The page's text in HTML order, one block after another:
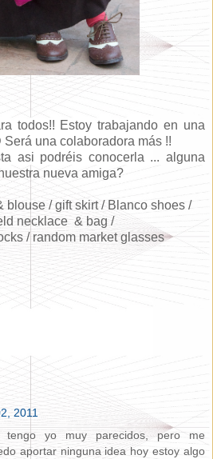
todos!! Estoy trabajando en una
una colaboradora más !!
asi podréis conocerla ... alguna
nueva amiga?
blouse / gift skirt / Blanco shoes /
necklace & bag /
/ random market glasses
2011
tengo yo muy parecidos, pero me
aportar ninguna idea hoy estoy algo